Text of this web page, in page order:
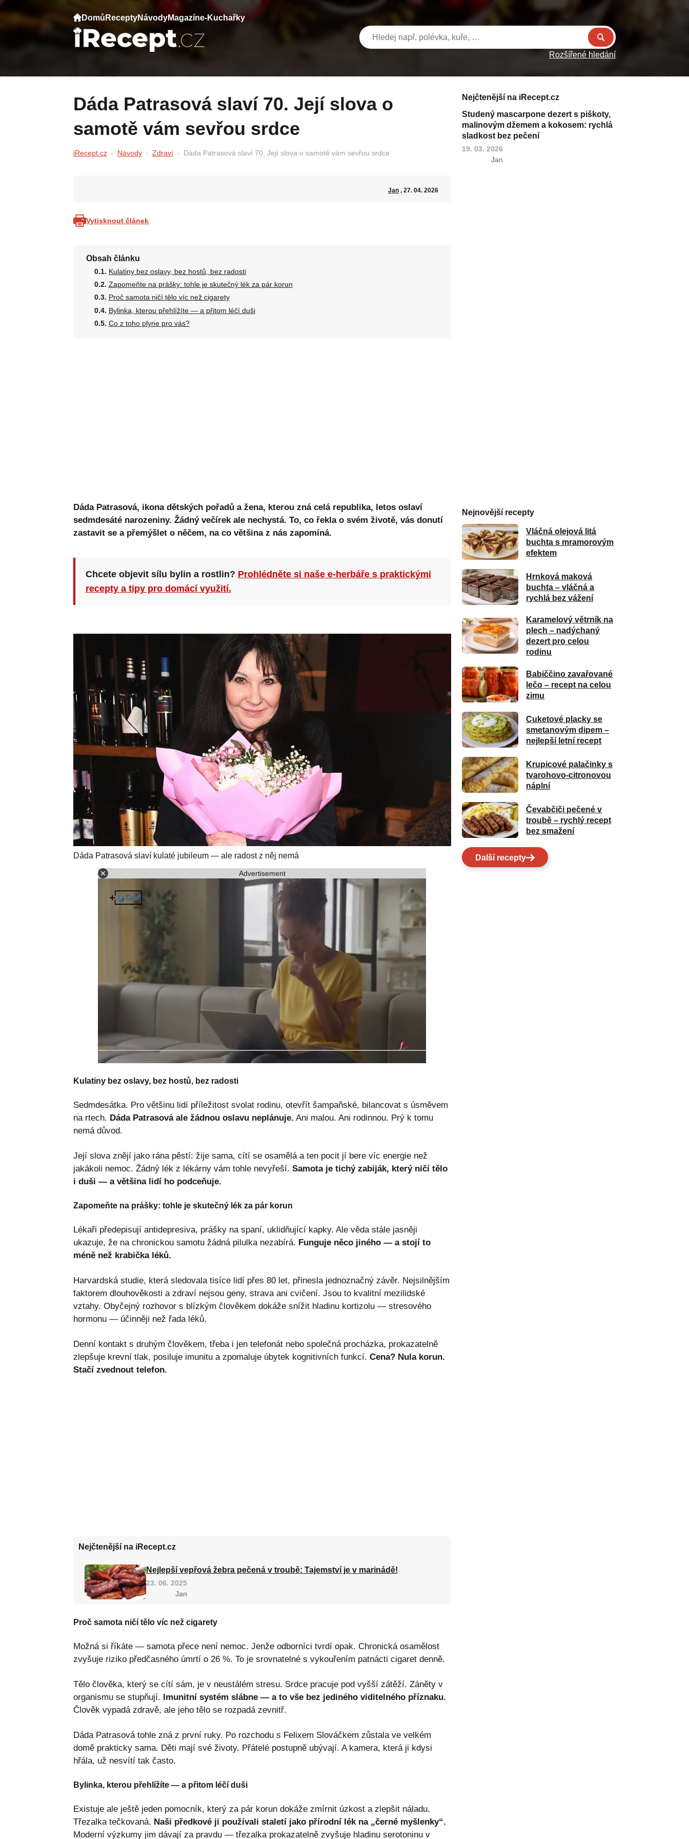
Domů ReceptyNávodyMagazíne-Kuchařky
Rozšířené hledání
Dáda Patrasová slaví 70. Její slova o
samotě vám sevřou srdce
iRecept.cz Návody Zdraví Dáda Patrasová slaví 70. Její slova o samotě vám sevřou srdce
Jan, 27. 04. 2026
Vytisknout článek
Obsah článku
Kulatiny bez oslavy, bez hostů, bez radosti
Zapomeňte na prášky: tohle je skutečný lék za pár korun
Proč samota ničí tělo víc než cigarety
Bylinka, kterou přehlížíte — a přitom léčí duši
Co z toho plyne pro vás?
Dáda Patrasová, ikona dětských pořadů a žena, kterou zná celá republika, letos oslaví
sedmdesáté narozeniny. Žádný večírek ale nechystá. To, co řekla o svém životě, vás donutí
zastavit se a přemýšlet o něčem, na co většina z nás zapomíná.
Chcete objevit sílu bylin a rostlin? Prohlédněte si naše e-herbáře s praktickými
recepty a tipy pro domácí využití.
Dáda Patrasová slaví kulaté jubileum — ale radost z něj nemá
Advertisement
Kulatiny bez oslavy, bez hostů, bez radosti
Sedmdesátka. Pro většinu lidí příležitost svolat rodinu, otevřít šampaňské, bilancovat s úsměvem
na rtech. Dáda Patrasová ale žádnou oslavu neplánuje. Ani malou. Ani rodinnou. Prý k tomu
nemá důvod.
Její slova znějí jako rána pěstí: žije sama, cítí se osamělá a ten pocit jí bere víc energie než
jakákoli nemoc. Žádný lék z lékárny vám tohle nevyřeší. Samota je tichý zabiják, který ničí tělo
i duši — a většina lidí ho podceňuje.
Zapomeňte na prášky: tohle je skutečný lék za pár korun
Lékaři předepisují antidepresiva, prášky na spaní, uklidňující kapky. Ale věda stále jasněji
ukazuje, že na chronickou samotu žádná pilulka nezabírá. Funguje něco jiného — a stojí to
méně než krabička léků.
Harvardská studie, která sledovala tisíce lidí přes 80 let, přinesla jednoznačný závěr. Nejsilnějším
faktorem dlouhověkosti a zdraví nejsou geny, strava ani cvičení. Jsou to kvalitní mezilidské
vztahy. Obyčejný rozhovor s blízkým člověkem dokáže snížit hladinu kortizolu — stresového
hormonu — účinněji než řada léků.
Denní kontakt s druhým člověkem, třeba i jen telefonát nebo společná procházka, prokazatelně
zlepšuje krevní tlak, posiluje imunitu a zpomaluje úbytek kognitivních funkcí. Cena? Nula korun.
Stačí zvednout telefon.
Nejčtenější na iRecept.cz
Nejlepší vepřová žebra pečená v troubě: Tajemství je v marinádě!
23. 06. 2025
Jan
Proč samota ničí tělo víc než cigarety
Možná si říkáte — samota přece není nemoc. Jenže odborníci tvrdí opak. Chronická osamělost
zvyšuje riziko předčasného úmrtí o 26 %. To je srovnatelné s vykouřením patnácti cigaret denně.
Tělo člověka, který se cítí sám, je v neustálém stresu. Srdce pracuje pod vyšší zátěží. Záněty v
organismu se stupňují. Imunitní systém slábne — a to vše bez jediného viditelného příznaku.
Člověk vypadá zdravě, ale jeho tělo se rozpadá zevnitř.
Dáda Patrasová tohle zná z první ruky. Po rozchodu s Felixem Slováčkem zůstala ve velkém
domě prakticky sama. Děti mají své životy. Přátelé postupně ubývají. A kamera, která ji kdysi
hřála, už nesvítí tak často.
Bylinka, kterou přehlížíte — a přitom léčí duši
Existuje ale ještě jeden pomocník, který za pár korun dokáže zmírnit úzkost a zlepšit náladu.
Třezalka tečkovaná. Naši předkové ji používali staletí jako přírodní lék na „černé myšlenky“.
Moderní výzkumy jim dávají za pravdu — třezalka prokazatelně zvyšuje hladinu serotoninu v
Nejčtenější na iRecept.cz
Studený mascarpone dezert s piškoty,
malinovým džemem a kokosem: rychlá
sladkost bez pečení
19. 03. 2026
Jan
Nejnovější recepty
Vláčná olejová litá
buchta s mramorovým
efektem
Hrnková maková
buchta – vláčná a
rychlá bez vážení
Karamelový větrník na
plech – nadýchaný
dezert pro celou
rodinu
Babiččino zavařované
lečo – recept na celou
zimu
Cuketové placky se
smetanovým dipem –
nejlepší letní recept
Krupicové palačinky s
tvarohovo-citronovou
náplní
Čevabčiči pečené v
troubě – rychlý recept
bez smažení
Další recepty